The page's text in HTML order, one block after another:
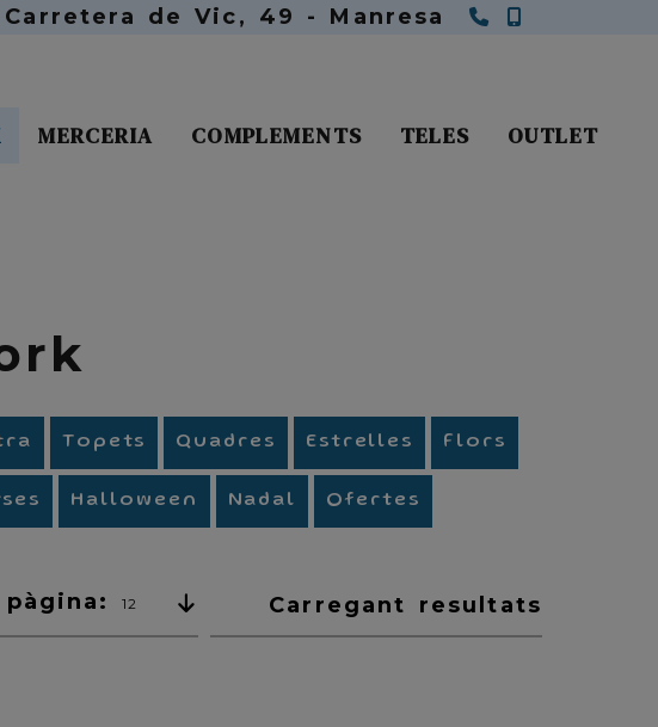
Carretera de Vic, 49 - Manresa 938 75 73
MERCERIA COMPLEMENTS TELES OUTLET
Topets Quadres Estrelles Flors
Halloween Nadal Ofertes
12 Carregant resultats